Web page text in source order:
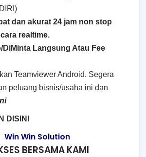
dan akurat 24 jam non stop
realtime.
DiMinta Langsung Atau Fee
Teamviewer Android. Segera
peluang bisnis/usaha ini dan
DISINI
Win Win Solution
BERSAMA KAMI